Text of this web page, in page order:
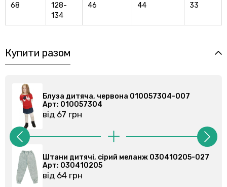
68
128-
134
46 44 33
Купити разом
Блуза дитяча, червона 010057304-007
Арт: 010057304
від 67 грн
Штани дитячі, сірий меланж 030410205-027
Арт: 030410205
від 64 грн